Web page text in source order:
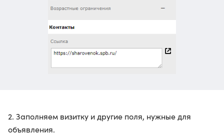
2. Заполняем визитку и другие поля, нужные для
объявления.